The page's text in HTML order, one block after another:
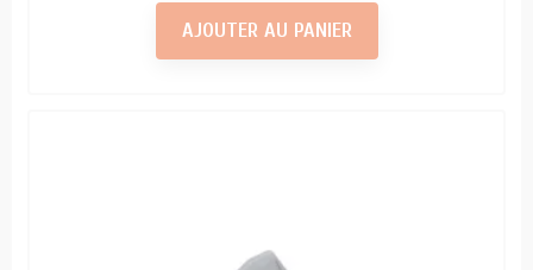
AJOUTER AU PANIER